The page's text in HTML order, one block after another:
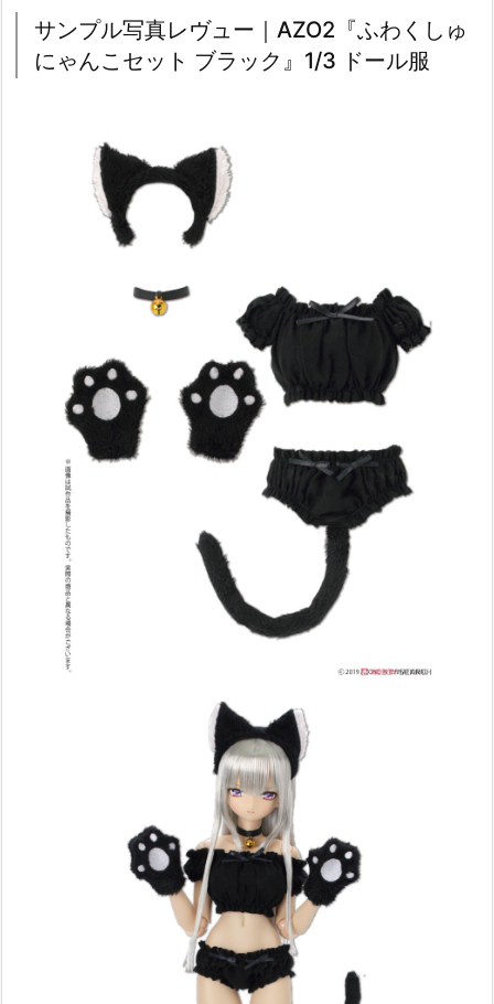
サンプル写真レヴュー｜AZO2『ふわくしゅ
にゃんこセット ブラック』1/3 ドール服